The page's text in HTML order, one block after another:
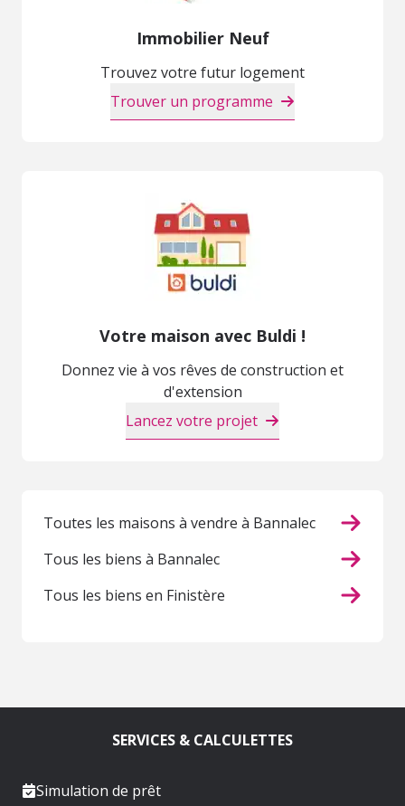
Immobilier Neuf
Trouvez votre futur logement
Trouver un programme
Votre maison avec Buldi !
Donnez vie à vos rêves de construction et
d'extension
Lancez votre projet
Toutes les maisons à vendre à Bannalec
Tous les biens à Bannalec
Tous les biens en Finistère
SERVICES & CALCULETTES
Simulation de prêt